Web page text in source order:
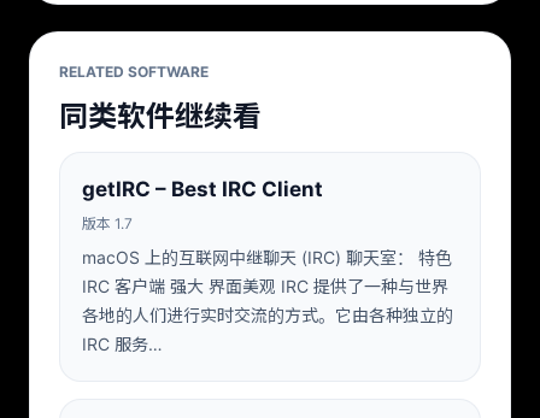
RELATED SOFTWARE
同类软件继续看
getIRC – Best IRC Client
版本 1.7
macOS 上的互联网中继聊天 (IRC) 聊天室： 特色
IRC 客户端 强大 界面美观 IRC 提供了一种与世界
各地的人们进行实时交流的方式。它由各种独立的
IRC 服务…